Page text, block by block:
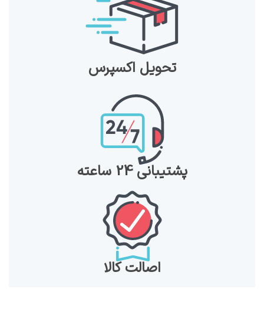
تحویل اکسپرس
پشتیبانی 24 ساعته
اصالت کالا